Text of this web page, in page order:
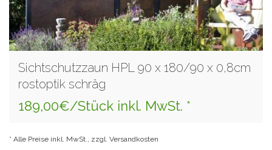
Sichtschutzzaun HPL 90 x 180/90 x 0,8cm
rostoptik schräg
189,00€/Stück inkl. MwSt. *
* Alle Preise inkl. MwSt., zzgl. Versandkosten